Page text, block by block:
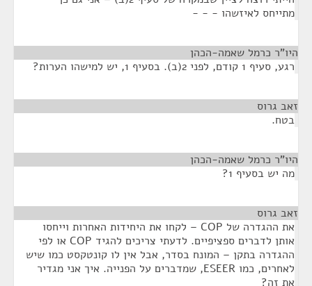
מתייחס לאיזשהו - - -
היו"ר כרמל שאמה-הכהן
רגע, סעיף 1 קודם, לפני 2(ב). בסעיף 1, יש למישהו הערות?
זאב גרוס
בטח.
היו"ר כרמל שאמה-הכהן
מה יש בסעיף 1?
זאב גרוס
את ההגדרה של COP – לקחו את היחידות האחרות וייחסו
אותן לדברים ספציפיים. לדעתי צריכים להגיד COP או לפי
ההגדרה בתקן – המונח בסדר, אבל אין לו קונטקסט כמו שיש
לאחרים, כמו ESEER, שמדברים על הפנייה. איך אני מגדיר
את זה?